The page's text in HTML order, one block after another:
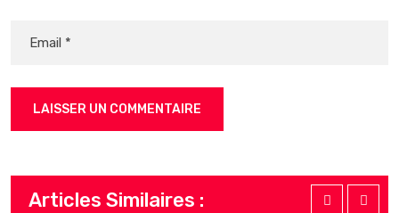
Articles Similaires :